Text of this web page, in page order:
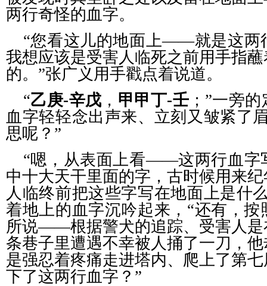
两行奇怪的血字。
“您看这儿的地面上——就是这两
我想应该是受害人临死之前用手指
的。”张广义用手戳点着说道。
“乙庚-辛戊 ， 甲甲丁-壬；”一旁
血字轻轻念出声来、立刻又皱紧了
思呢？”
“嗯，从表面上看——这两行血字
中十大天干里面的字，古时候用来
人临终前把这些字写在地面上是什
着地上的血字沉吟起来，“还有，
所说——根据警犬的追踪、受害人是
条巷子里遭遇不幸被人捅了一刀，
是强忍着疼痛走进塔内、爬上了第
下了这两行血字？”